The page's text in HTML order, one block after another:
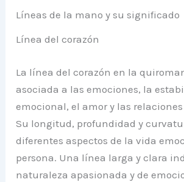
Líneas de la mano y su significado
Línea del corazón
La línea del corazón en la
asociada a las emociones, la
emocional, el amor y las
Su longitud, profundidad y
diferentes aspectos de la vida
persona. Una línea larga y clara
naturaleza apasionada y de